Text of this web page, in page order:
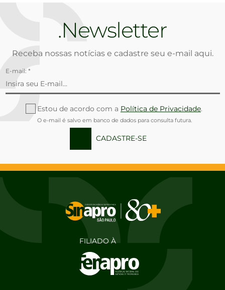
Newsletter
Receba nossas notícias e cadastre seu e-mail aqui.
E-mail: *
Estou de acordo com a Política de Privacidade.
O e-mail é salvo em banco de dados para consulta futura.
CADASTRE-SE
FILIADO À